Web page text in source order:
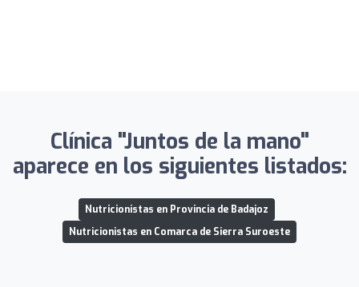
Clínica "Juntos de la mano"
aparece en los siguientes listados:
Nutricionistas en Provincia de Badajoz
Nutricionistas en Comarca de Sierra Suroeste